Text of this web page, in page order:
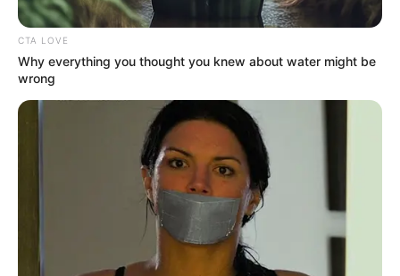
Posted
in
Friss hírek
A Tisza alaptörvényt módosít:
Orbán Viktor soha többet nem
lehet Magyarország
miniszterelnöke
May 23, 2026
CTA LOVE
Why everything you thought you knew about water might be
wrong